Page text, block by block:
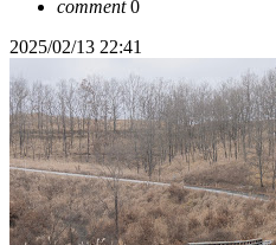
comment0
2025/02/13 22:41